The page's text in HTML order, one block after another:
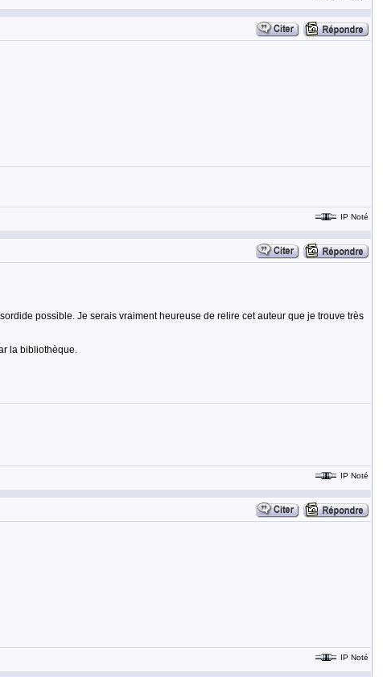
IP Noté
possible. Je serais vraiment heureuse de relire cet auteur que je trouve très
la bibliothèque.
IP Noté
IP Noté